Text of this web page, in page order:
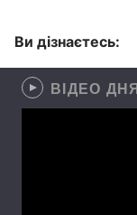
Ви дізнаєтесь:
ВІДЕО